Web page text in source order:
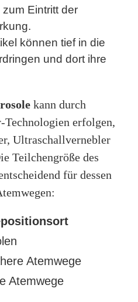
Eintritt der
können tief in die
und dort ihre
kann durch
Technologien erfolgen,
Ultraschallvernebler
Teilchengröße des
für dessen
Atemwege
Atemwege